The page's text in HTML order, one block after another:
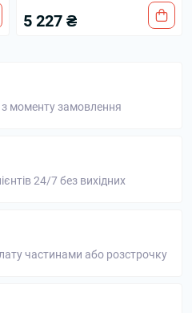
5 227 ₴
моменту замовлення
24/7 без вихідних
частинами або розстрочку